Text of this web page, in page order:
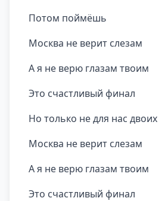
Потом поймёшь
Москва не верит слезам
А я не верю глазам твоим
Это счастливый финал
Но только не для нас двоих
Москва не верит слезам
А я не верю глазам твоим
Это счастливый финал